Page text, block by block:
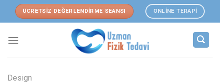
ÜCRETSİZ DEĞERLENDİRME SEANSI ONLİNE TERAPİ
Design